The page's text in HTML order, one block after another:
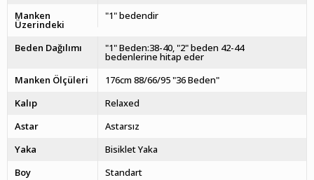
Manken
Üzerindeki
"1" bedendir
Beden Dağılımı "1" Beden:38-40, "2" beden 42-44
bedenlerine hitap eder
Manken Ölçüleri
176cm 88/66/95 "36 Beden"
Kalıp
Relaxed
Astar
Astarsız
Yaka
Bisiklet Yaka
Boy
Standart